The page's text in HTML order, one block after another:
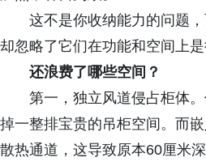
这不是你收纳能力的问题
却忽略了它们在功能和空间上是
还浪费了哪些空间？
第一，独立风道侵占柜体
掉一整排宝贵的吊柜空间。而
散热通道，这导致原本60厘米